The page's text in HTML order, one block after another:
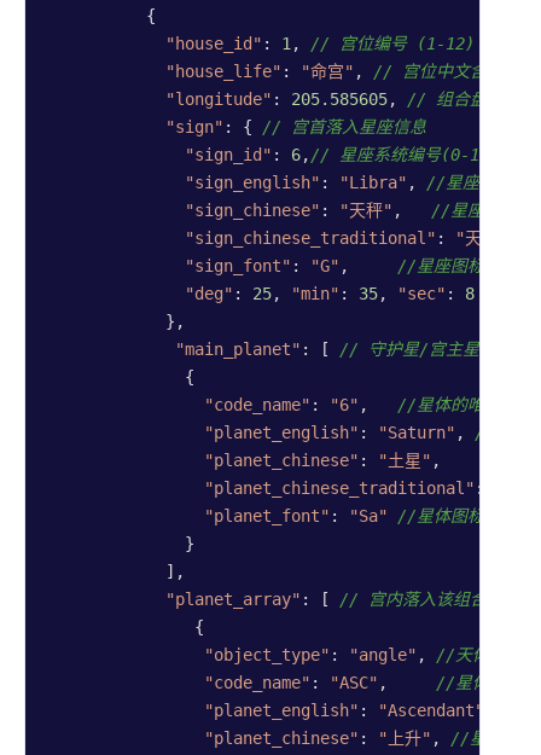
          {
"house_id" : 1, // 宫位编号 (1-12)
"house_life" : "命宫" , // 宫位中文含义，
"longitude" : 205.585605, // 组合盘第一宫
"sign" : { // 宫首落入星座信息
"sign_id" : 6,// 星座系统编号(0-11)
"sign_english" : "Libra" , //星座英文名
"sign_chinese" : "天秤" , //星座简体中
"sign_chinese_traditional" : "天秤"
"sign_font" : "G" , //星座图标映射
"deg" : 25, "min" : 35, "sec" : 8
            },
"main_planet" : [ // 守护星/宫主星信息
              {
"code_name" : "6" , //星体的唯一标识
"planet_english" : "Saturn" , //星体
"planet_chinese" : "土星" ,
"planet_chinese_traditional" :
"planet_font" : "Sa"
//星体图标映射
              }
            ],
"planet_array" : [ // 宫内落入该组合盘的所
               {
"object_type" : "angle" , //天体类型
"code_name" : "ASC" , //星体的唯
"planet_english" : "Ascendant"
"planet_chinese" : "上升" , //星体中文